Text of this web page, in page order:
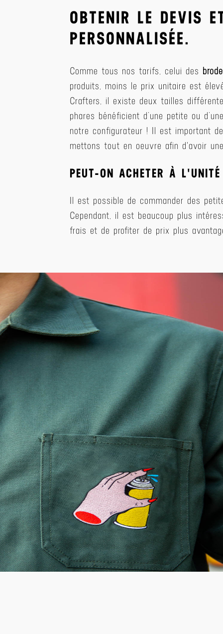
OBTENIR LE DEVIS
PERSONNALISÉE.
Comme tous nos tarifs, celui des
produits, moins le prix unitaire est
Crafters, il existe deux tailles
phares bénéficient d’une petite ou
notre configurateur ! Il est important
mettons tout en oeuvre afin d'avoir
PEUT-ON ACHETER À
Il est possible de commander des
Cependant, il est beaucoup plus
frais et de profiter de prix plus